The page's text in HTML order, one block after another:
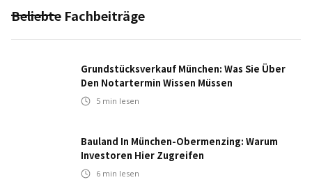
Beliebte Fachbeiträge
Grundstücksverkauf München: Was Sie Über
Den Notartermin Wissen Müssen
5 min lesen
Bauland In München-Obermenzing: Warum
Investoren Hier Zugreifen
6 min lesen